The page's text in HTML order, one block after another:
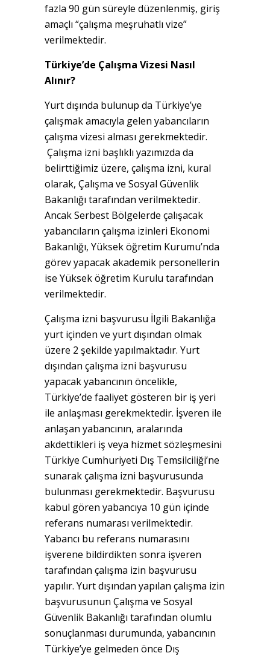
fazla 90 gün süreyle düzenlenmiş, giriş
amaçlı “çalışma meşruhatlı vize”
verilmektedir.
Türkiye’de Çalışma Vizesi Nasıl
Alınır?
Yurt dışında bulunup da Türkiye’ye
çalışmak amacıyla gelen yabancıların
çalışma vizesi alması gerekmektedir.
Çalışma izni başlıklı yazımızda da
belirttiğimiz üzere, çalışma izni, kural
olarak, Çalışma ve Sosyal Güvenlik
Bakanlığı tarafından verilmektedir.
Ancak Serbest Bölgelerde çalışacak
yabancıların çalışma izinleri Ekonomi
Bakanlığı, Yüksek öğretim Kurumu’nda
görev yapacak akademik personellerin
ise Yüksek öğretim Kurulu tarafından
verilmektedir.
Çalışma izni başvurusu İlgili Bakanlığa
yurt içinden ve yurt dışından olmak
üzere 2 şekilde yapılmaktadır. Yurt
dışından çalışma izni başvurusu
yapacak yabancının öncelikle,
Türkiye’de faaliyet gösteren bir iş yeri
ile anlaşması gerekmektedir. İşveren ile
anlaşan yabancının, aralarında
akdettikleri iş veya hizmet sözleşmesini
Türkiye Cumhuriyeti Dış Temsilciliği’ne
sunarak çalışma izni başvurusunda
bulunması gerekmektedir. Başvurusu
kabul gören yabancıya 10 gün içinde
referans numarası verilmektedir.
Yabancı bu referans numarasını
işverene bildirdikten sonra işveren
tarafından çalışma izin başvurusu
yapılır. Yurt dışından yapılan çalışma izin
başvurusunun Çalışma ve Sosyal
Güvenlik Bakanlığı tarafından olumlu
sonuçlanması durumunda, yabancının
Türkiye’ye gelmeden önce Dış